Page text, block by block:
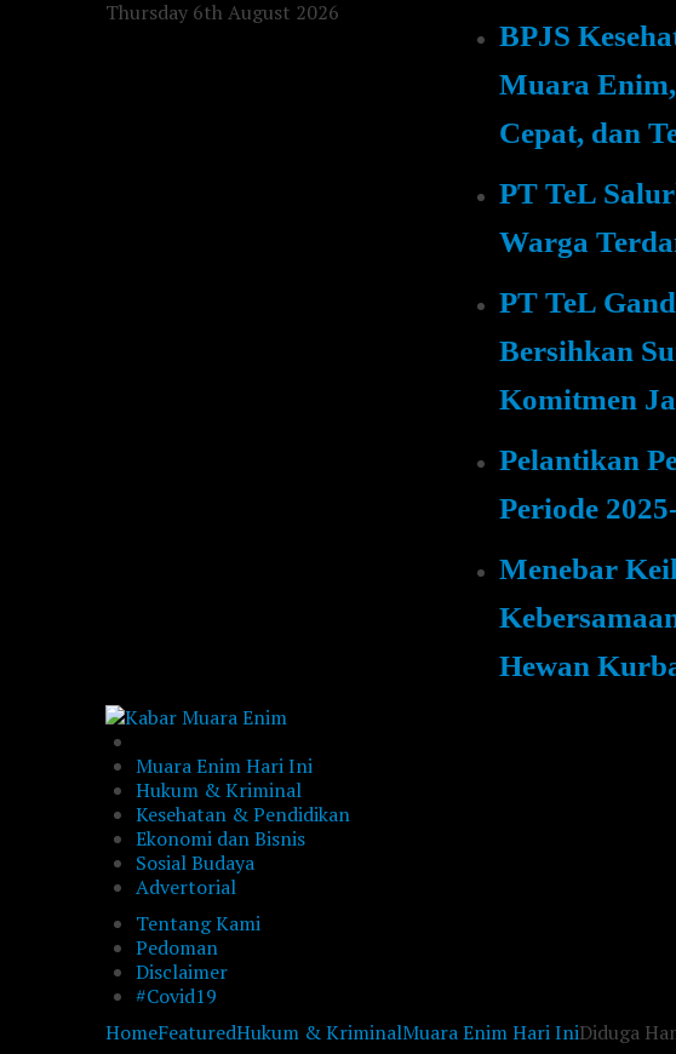
Thursday 6th August 2026
BPJS
Muara
Cepat, dan
PT TeL
Warga
PT TeL
Bersihkan
Komitmen
Pelantikan
Periode
Menebar
Hewan
Muara Enim Hari Ini
Hukum & Kriminal
Kesehatan & Pendidikan
Ekonomi dan Bisnis
Sosial Budaya
Advertorial
Tentang Kami
Pedoman
Disclaimer
#Covid19
HomeFeaturedHukum & KriminalMuara Enim Hari IniDiduga